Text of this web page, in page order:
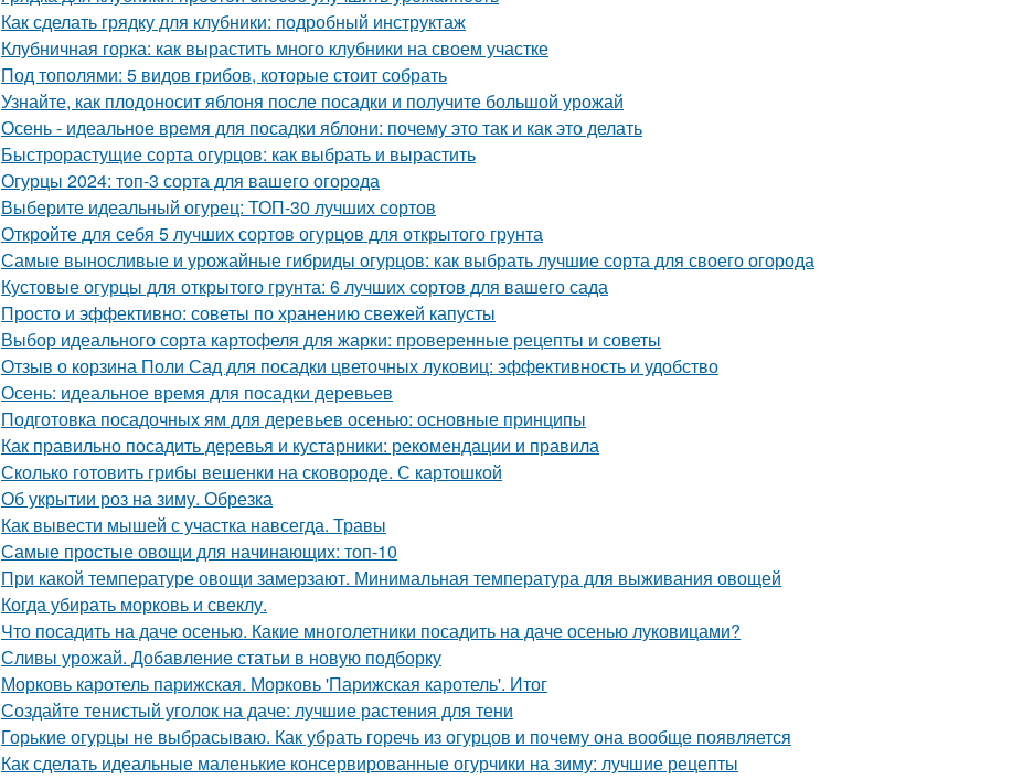
Как сделать грядку для клубники: подробный инструктаж
Клубничная горка: как вырастить много клубники на своем участке
Под тополями: 5 видов грибов, которые стоит собрать
Узнайте, как плодоносит яблоня после посадки и получите большой урожай
Осень - идеальное время для посадки яблони: почему это так и как это делать
Быстрорастущие сорта огурцов: как выбрать и вырастить
Огурцы 2024: топ-3 сорта для вашего огорода
Выберите идеальный огурец: ТОП-30 лучших сортов
Откройте для себя 5 лучших сортов огурцов для открытого грунта
Самые выносливые и урожайные гибриды огурцов: как выбрать лучшие сорта для своего огорода
Кустовые огурцы для открытого грунта: 6 лучших сортов для вашего сада
Просто и эффективно: советы по хранению свежей капусты
Выбор идеального сорта картофеля для жарки: проверенные рецепты и советы
Отзыв о корзина Поли Сад для посадки цветочных луковиц: эффективность и удобство
Осень: идеальное время для посадки деревьев
Подготовка посадочных ям для деревьев осенью: основные принципы
Как правильно посадить деревья и кустарники: рекомендации и правила
Сколько готовить грибы вешенки на сковороде. С картошкой
Об укрытии роз на зиму. Обрезка
Как вывести мышей с участка навсегда. Травы
Самые простые овощи для начинающих: топ-10
При какой температуре овощи замерзают. Минимальная температура для выживания овощей
Когда убирать морковь и свеклу.
Что посадить на даче осенью. Какие многолетники посадить на даче осенью луковицами?
Сливы урожай. Добавление статьи в новую подборку
Морковь каротель парижская. Морковь 'Парижская каротель'. Итог
Создайте тенистый уголок на даче: лучшие растения для тени
Горькие огурцы не выбрасываю. Как убрать горечь из огурцов и почему она вообще появляется
Как сделать идеальные маленькие консервированные огурчики на зиму: лучшие рецепты